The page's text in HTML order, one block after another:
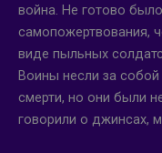
война. Не готово
самопожертвования,
виде пыльных
Воины несли за собой
смерти, но они были
говорили о джинсах,